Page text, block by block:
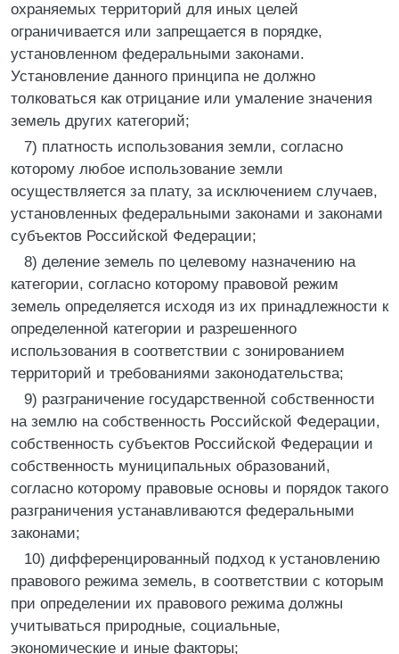
охраняемых территорий для иных целей
ограничивается или запрещается в порядке,
установленном федеральными законами.
Установление данного принципа не должно
толковаться как отрицание или умаление значения
земель других категорий;
7) платность использования земли, согласно
которому любое использование земли
осуществляется за плату, за исключением случаев,
установленных федеральными законами и законами
субъектов Российской Федерации;
8) деление земель по целевому назначению на
категории, согласно которому правовой режим
земель определяется исходя из их принадлежности к
определенной категории и разрешенного
использования в соответствии с зонированием
территорий и требованиями законодательства;
9) разграничение государственной собственности
на землю на собственность Российской Федерации,
собственность субъектов Российской Федерации и
собственность муниципальных образований,
согласно которому правовые основы и порядок такого
разграничения устанавливаются федеральными
законами;
10) дифференцированный подход к установлению
правового режима земель, в соответствии с которым
при определении их правового режима должны
учитываться природные, социальные,
экономические и иные факторы;